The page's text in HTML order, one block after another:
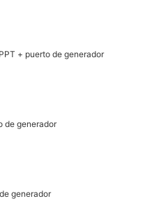
+ puerto de generador
de generador
generador